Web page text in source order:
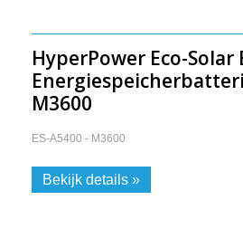
HyperPower Eco-Solar
M3600
ES-A5400 - M3600
Bekijk details »